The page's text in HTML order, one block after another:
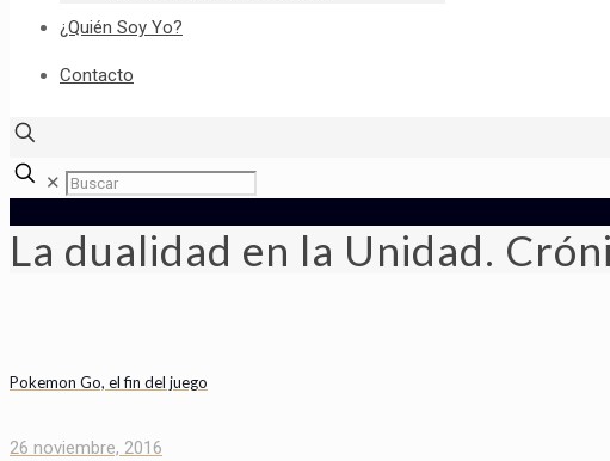
¿Quién Soy Yo?
Contacto
✕
La dualidad en la Unidad.
Pokemon Go, el fin del juego
26 noviembre, 2016